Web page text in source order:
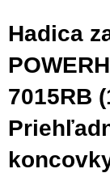
Hadica
7015RB